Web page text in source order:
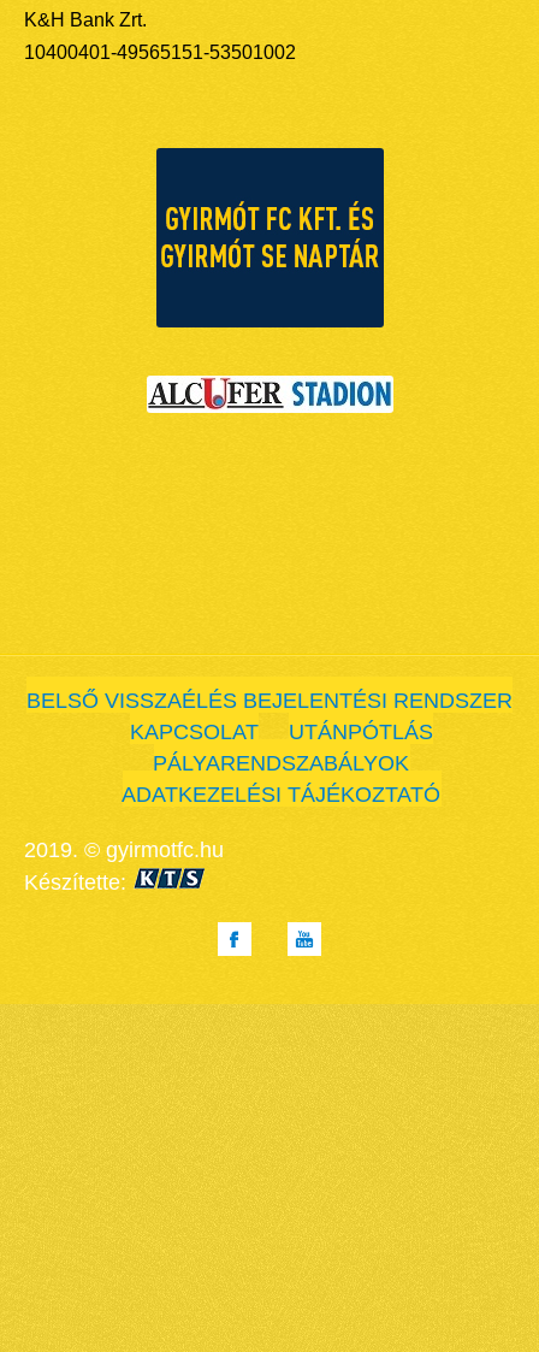
K&H Bank Zrt.
10400401-49565151-53501002
BELSŐ VISSZAÉLÉS BEJELENTÉSI RENDSZER
KAPCSOLAT
UTÁNPÓTLÁS
PÁLYARENDSZABÁLYOK
ADATKEZELÉSI TÁJÉKOZTATÓ
2019. © gyirmotfc.hu
Készítette: